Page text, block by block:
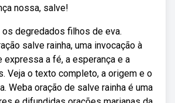
nossa, salve!
degredados filhos de eva.
salve rainha, uma invocação à
expressa a fé, a esperança e a
Veja o texto completo, a origem e o
Weba oração de salve rainha é uma